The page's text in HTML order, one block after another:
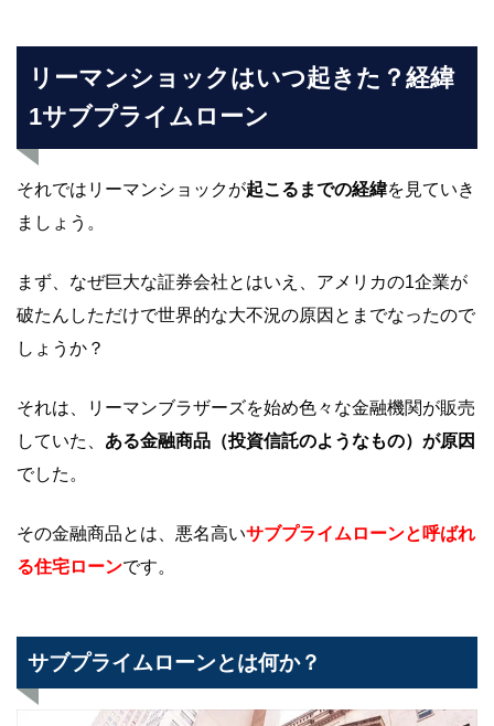
リーマンショックはいつ起きた？経緯
1サブプライムローン
それではリーマンショックが起こるまでの経緯を見ていき
ましょう。
まず、なぜ巨大な証券会社とはいえ、アメリカの1企業が
破たんしただけで世界的な大不況の原因とまでなったので
しょうか？
それは、リーマンブラザーズを始め色々な金融機関が販売
していた、 ある金融商品（投資信託のようなもの）が原因
でした。
その金融商品とは、悪名高いサブプライムローンと呼ばれ
る住宅ローンです。
サブプライムローンとは何か？